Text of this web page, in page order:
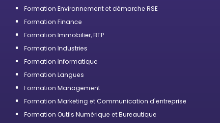
Formation Environnement et démarche RSE
Formation Finance
Formation Immobilier, BTP
Formation Industries
Formation Informatique
Formation Langues
Formation Management
Formation Marketing et Communication d'entreprise
Formation Outils Numérique et Bureautique